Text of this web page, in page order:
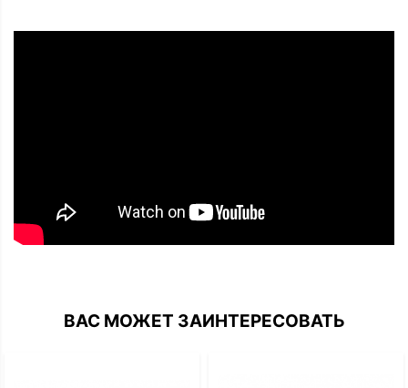
ВАС МОЖЕТ ЗАИНТЕРЕСОВАТЬ